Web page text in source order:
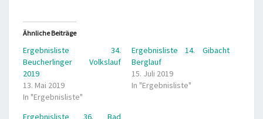
Ähnliche Beiträge
Ergebnisliste 34.
Beucherlinger Volkslauf
2019
13. Mai 2019
In "Ergebnisliste"
Ergebnisliste 14. Gibacht
Berglauf
15. Juli 2019
In "Ergebnisliste"
Ergebnisliste 36. Bad